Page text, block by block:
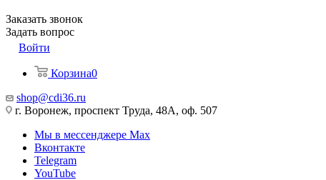
Заказать звонок
Задать вопрос
Войти
Корзина0
shop@cdi36.ru
г. Воронеж, проспект Труда, 48А, оф. 507
Мы в мессенджере Max
Вконтакте
Telegram
YouTube